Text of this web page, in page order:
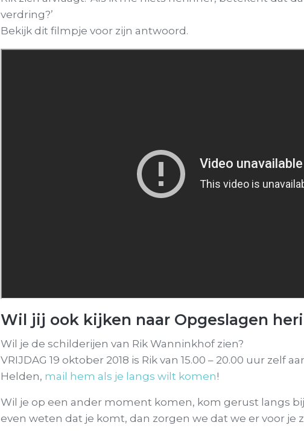
verdring?’
Bekijk dit filmpje voor zijn antwoord.
Wil jij ook kijken naar Opgeslagen
Wil je de schilderijen van Rik Wanninkhof zien?
VRIJDAG 19 oktober 2018 is Rik van 15.00 – 20.00 uur zelf
Helden, mail hem als je langs wilt komen!
Wil je op een ander moment komen, kom gerust langs
even weten dat je komt, dan zorgen we dat we er voor je